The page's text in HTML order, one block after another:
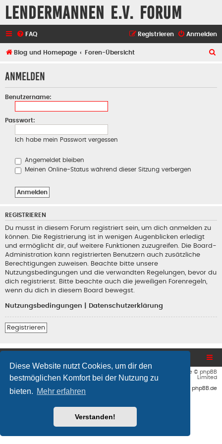
Diese Website nutzt Cookies, um dir den
bestmöglichen Komfort bei der Nutzung zu
bieten. Mehr erfahren
Verstanden!
Lendermannen e.V. Forum
FAQ Anmelden
Registrieren
Blog und Homepage Foren-Übersicht
Anmelden
Benutzername:
Passwort:
Ich habe mein Passwort vergessen
Angemeldet bleiben
Meinen Online-Status während dieser Sitzung verbergen
REGISTRIEREN
Du musst in diesem Forum registriert sein, um dich anmelden zu
können. Die Registrierung ist in wenigen Augenblicken erledigt
und ermöglicht dir, auf weitere Funktionen zuzugreifen. Die Board-
Administration kann registrierten Benutzern auch zusätzliche
Berechtigungen zuweisen. Beachte bitte unsere
Nutzungsbedingungen und die verwandten Regelungen, bevor du
dich registrierst. Bitte beachte auch die jeweiligen Forenregeln,
wenn du dich in diesem Board bewegst.
Nutzungsbedingungen Datenschutzerklärung
Registrieren
® Forum Software © phpBB
Limited
phpBB.de